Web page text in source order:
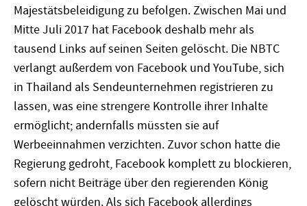
Majestätsbeleidigung zu befolgen. Zwischen Mai und
Mitte Juli 2017 hat Facebook deshalb mehr als
tausend Links auf seinen Seiten gelöscht. Die NBTC
verlangt außerdem von Facebook und YouTube, sich
in Thailand als Sendeunternehmen registrieren zu
lassen, was eine strengere Kontrolle ihrer Inhalte
ermöglicht; andernfalls müssten sie auf
Werbeeinnahmen verzichten. Zuvor schon hatte die
Regierung gedroht, Facebook komplett zu blockieren,
sofern nicht Beiträge über den regierenden König
gelöscht würden. Als sich Facebook allerdings